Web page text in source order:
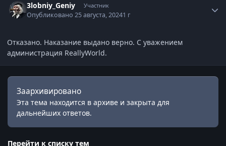
3lobniy_Geniy Участник
Опубликовано25 августа, 20241 г
Отказано. Наказание выдано верно. С уважением
администрация ReallyWorld.
Заархивировано
Эта тема находится в архиве и закрыта для
дальнейших ответов.
Перейти к списку тем